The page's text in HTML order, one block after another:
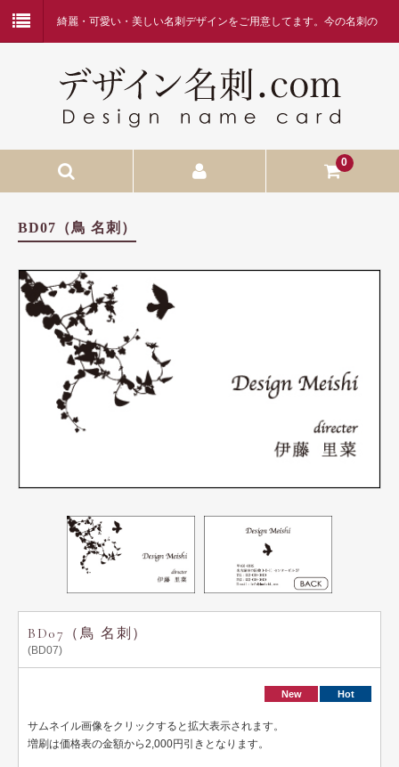
綺麗・可愛い・美しい名刺デザインをご用意してます。今の名刺の
デザインに何か物足りなさを感じている方、デザイン名刺.comを是
0
名刺作成の流れ
価格表・お支払方法
お問合せ
BD07（鳥 名刺）
BD07（鳥 名刺）
(BD07)
New Hot
サムネイル画像をクリックすると拡大表示されます。
増刷は価格表の金額から2,000円引きとなります。